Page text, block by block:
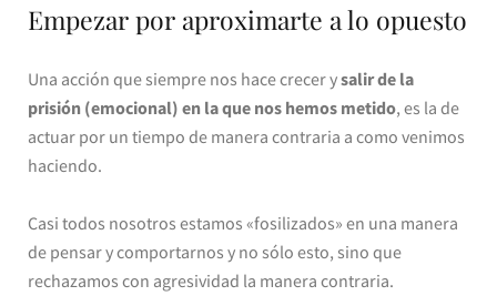
Empezar por aproximarte a lo opuesto
Una acción que siempre nos hace crecer ysalir de la
prisión (emocional) en la que nos hemos metido, es la de
actuar por un tiempo de manera contraria a como venimos
haciendo.
Casi todos nosotros estamos «fosilizados» en una manera
de pensar y comportarnos y no sólo esto, sino que
rechazamos con agresividad la manera contraria.